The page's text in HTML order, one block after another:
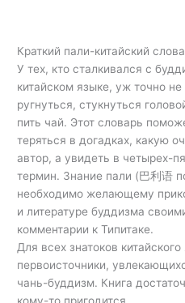
Краткий пали-китайский
У тех, кто сталкивался с
китайском языке, уж точно
ругнуться, стукнуться
пить чай. Этот словарь
теряться в догадках, какую
автор, а увидеть в четырех-
термин. Знание пали (巴利语
необходимо желающему
и литературе буддизма
комментарии к Типитаке.
Для всех знатоков
первоисточники,
чань-буддизм. Книга